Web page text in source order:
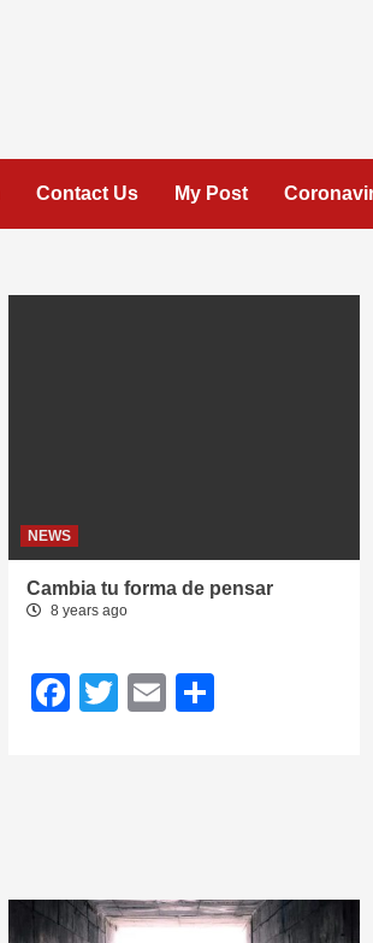
Contact Us My Post
NEWS
Cambia tu forma de pensar
8 years ago
Facebook
Twitter
EmailShare